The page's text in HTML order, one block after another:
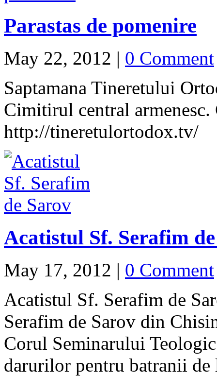
Parastas de pomenire
May 22, 2012 | 0 Comment
Saptamana Tineretului
Cimitirul central
http://tineretulortodox.tv/
Acatistul Sf. Serafim
May 17, 2012 | 0 Comment
Acatistul Sf. Serafim de
Serafim de Sarov din
Corul Seminarului
darurilor pentru batranii